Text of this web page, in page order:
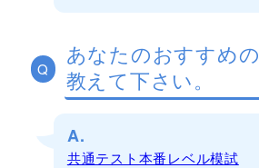
Q
あなたのおすすめ
教えて下さい。
A.
共通テスト本番レベル模試